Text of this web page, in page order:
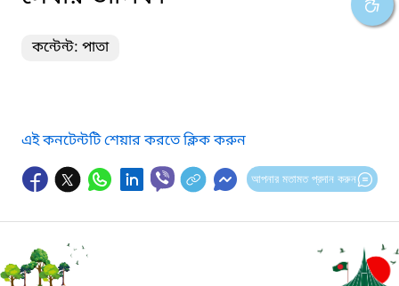
কন্টেন্ট: পাতা
এই কনটেন্টটি শেয়ার করতে ক্লিক করুন
আপনার মতামত প্রদান করুন